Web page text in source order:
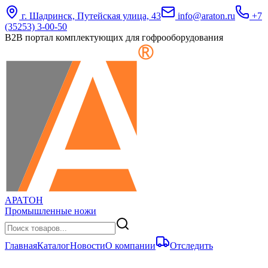
г. Шадринск, Путейская улица, 43 info@araton.ru
+7
(35253) 3-00-50
B2B портал комплектующих для гофрооборудования
АРАТОН
Промышленные ножи
ГлавнаяКаталогНовостиО компании Отследить